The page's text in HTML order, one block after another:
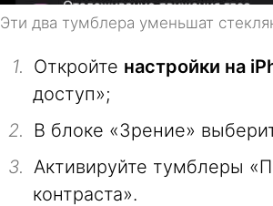
Эти два тумблера уменьшат
Откройте настройки на
доступ»;
В блоке «Зрение»
Активируйте тумблеры
контраста».